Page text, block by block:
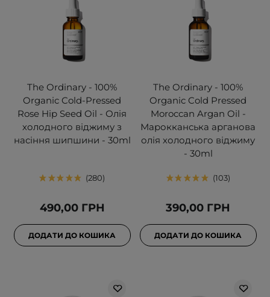
The Ordinary - 100%
Organic Cold-Pressed
Rose Hip Seed Oil - Олія
холодного віджиму з
насіння шипшини - 30ml
280
490,00 ГРН
ДОДАТИ ДО КОШИКА
The Ordinary - 100%
Organic Cold Pressed
Moroccan Argan Oil -
Марокканська арганова
олія холодного віджиму
- 30ml
103
390,00 ГРН
ДОДАТИ ДО КОШИКА